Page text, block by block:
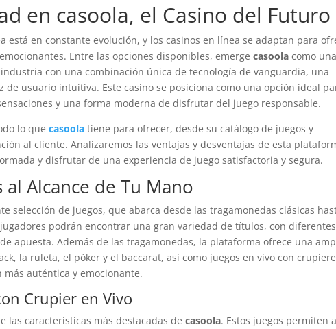
en casoola, el Casino del Futuro
está en constante evolución, y los casinos en línea se adaptan para
Entre las opciones disponibles, emergecasoola como una
con una combinación única de tecnología de vanguardia, una
usuario intuitiva. Este casino se posiciona como una opción ideal
y una forma moderna de disfrutar del juego responsable.
lo quecasoola tiene para ofrecer, desde su catálogo de juegos y
al cliente. Analizaremos las ventajas y desventajas de esta
y disfrutar de una experiencia de juego satisfactoria y segura.
Alcance de Tu Mano
selección de juegos, que abarca desde las tragamonedas clásicas
podrán encontrar una gran variedad de títulos, con diferentes
apuesta. Además de las tragamonedas, la plataforma ofrece una
la ruleta, el póker y el baccarat, así como juegos en vivo con
auténtica y emocionante.
Crupier en Vivo
las características más destacadas decasoola. Estos juegos permiten